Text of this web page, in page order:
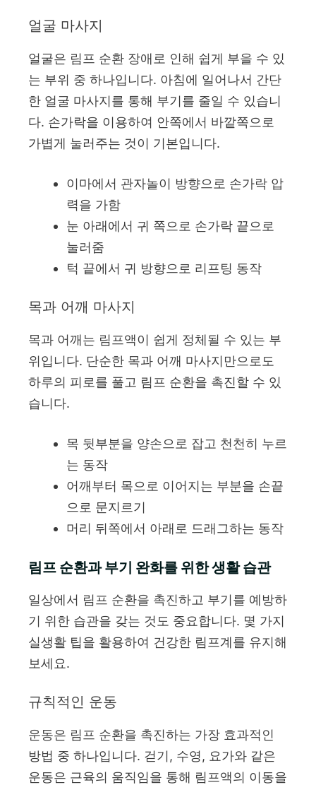
얼굴 마사지
얼굴은 림프 순환 장애로 인해 쉽게 부을 수 있
는 부위 중 하나입니다. 아침에 일어나서 간단
한 얼굴 마사지를 통해 부기를 줄일 수 있습니
다. 손가락을 이용하여 안쪽에서 바깥쪽으로
가볍게 눌러주는 것이 기본입니다.
이마에서 관자놀이 방향으로 손가락 압
력을 가함
눈 아래에서 귀 쪽으로 손가락 끝으로
눌러줌
턱 끝에서 귀 방향으로 리프팅 동작
목과 어깨 마사지
목과 어깨는 림프액이 쉽게 정체될 수 있는 부
위입니다. 단순한 목과 어깨 마사지만으로도
하루의 피로를 풀고 림프 순환을 촉진할 수 있
습니다.
목 뒷부분을 양손으로 잡고 천천히 누르
는 동작
어깨부터 목으로 이어지는 부분을 손끝
으로 문지르기
머리 뒤쪽에서 아래로 드래그하는 동작
림프 순환과 부기 완화를 위한 생활 습관
일상에서 림프 순환을 촉진하고 부기를 예방하
기 위한 습관을 갖는 것도 중요합니다. 몇 가지
실생활 팁을 활용하여 건강한 림프계를 유지해
보세요.
규칙적인 운동
운동은 림프 순환을 촉진하는 가장 효과적인
방법 중 하나입니다. 걷기, 수영, 요가와 같은
운동은 근육의 움직임을 통해 림프액의 이동을